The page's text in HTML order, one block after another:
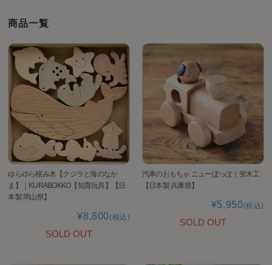
商品一覧
ゆらゆら積み木【クジラと海のなか
ま】｜KURABOKKO【知育玩具】【日
本製 岡山県】
¥8,800(税込)
SOLD OUT
汽車のおもちゃ ニューぽっぽ｜蛍木工
【日本製 兵庫県】
¥5,950(税込)
SOLD OUT